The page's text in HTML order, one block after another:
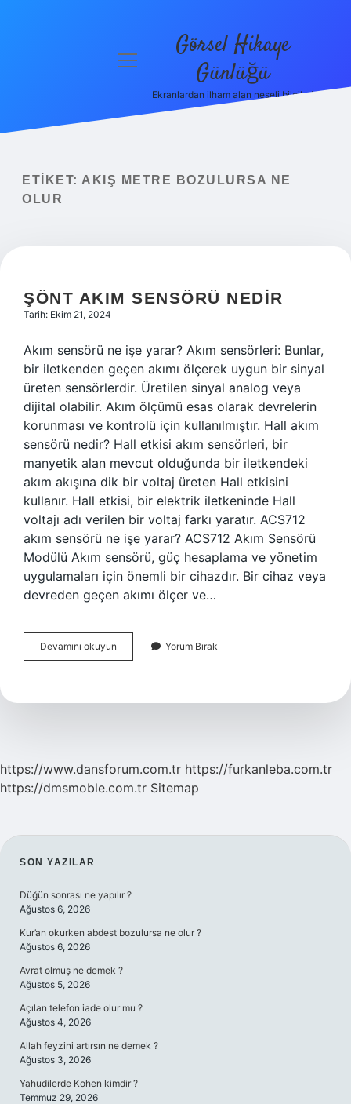
Yasal Uyarı
menüyü
Görsel Hikaye
Günlüğü
Ekranlardan ilham alan neşeli bilgiler!
ETIKET: AKIŞ METRE BOZULURSA NE
OLUR
ŞÖNT AKIM SENSÖRÜ NEDIR
Tarih: Ekim 21, 2024
Akım sensörü ne işe yarar? Akım sensörleri: Bunlar,
bir iletkenden geçen akımı ölçerek uygun bir sinyal
üreten sensörlerdir. Üretilen sinyal analog veya
dijital olabilir. Akım ölçümü esas olarak devrelerin
korunması ve kontrolü için kullanılmıştır. Hall akım
sensörü nedir? Hall etkisi akım sensörleri, bir
manyetik alan mevcut olduğunda bir iletkendeki
akım akışına dik bir voltaj üreten Hall etkisini
kullanır. Hall etkisi, bir elektrik iletkeninde Hall
voltajı adı verilen bir voltaj farkı yaratır. ACS712
akım sensörü ne işe yarar? ACS712 Akım Sensörü
Modülü Akım sensörü, güç hesaplama ve yönetim
uygulamaları için önemli bir cihazdır. Bir cihaz veya
devreden geçen akımı ölçer ve…
Devamını okuyun
Akım
Yorum Bırak
https://www.dansforum.com.tr https://furkanleba.com.tr
https://dmsmoble.com.tr Sitemap
SIDEBAR
SON YAZILAR
Düğün sonrası ne yapılır ?
Ağustos 6, 2026
Kur’an okurken abdest bozulursa ne olur ?
Ağustos 6, 2026
Avrat olmuş ne demek ?
Ağustos 5, 2026
Açılan telefon iade olur mu ?
Ağustos 4, 2026
Allah feyzini artırsın ne demek ?
Ağustos 3, 2026
Yahudilerde Kohen kimdir ?
Temmuz 29, 2026